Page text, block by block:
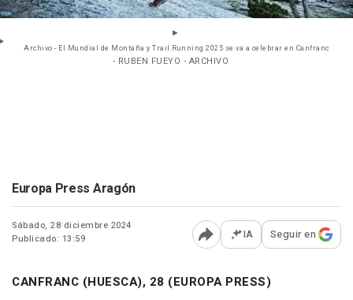
Archivo - El Mundial de Montaña y Trail Running 2025 se va a celebrar en Canfranc
- RUBEN FUEYO - ARCHIVO
Europa Press Aragón
Sábado, 28 diciembre 2024
Publicado: 13:59
Abrir opciones para
IA Seguir en
CANFRANC (HUESCA), 28 (EUROPA PRESS)